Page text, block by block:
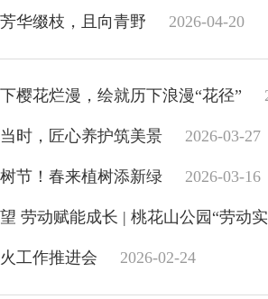
华缀枝，且向青野 2026-04-20
樱花烂漫，绘就历下浪漫“花径”
时，匠心养护筑美景 2026-03-27
节！春来植树添新绿 2026-03-16
劳动赋能成长 | 桃花山公园“劳动
工作推进会 2026-02-24